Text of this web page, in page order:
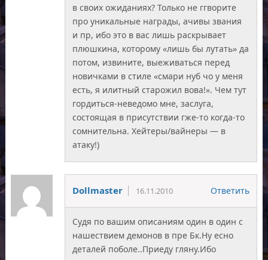
в своих ожиданиях? Только не ггворите
про уникальные награды, ачивы звания
и пр, ибо это в вас лишь раскрывает
плюшкина, которому «лишь бы лутать» да
потом, извините, выеживаться перед
новичками в стиле «смари нуб чо у меня
есть, я илитный старожил вова!». Чем тут
гордиться-неведомо мне, заслуга,
состоящая в присутствии гже-то когда-то
сомнительна. Хейтеры/вайнеры — в
атаку!)
Dollmaster 16.11.2010 Ответить
Судя по вашим описаниям один в один с
нашествием демонов в пре Бк.Ну есно
деталей поболе..Приеду гляну.Ибо